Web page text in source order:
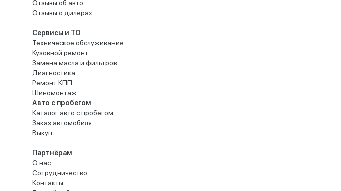
Отзывы об авто
Отзывы о дилерах
Сервисы и ТО
Техническое обслуживание
Кузовной ремонт
Замена масла и фильтров
Диагностика
Ремонт КПП
Шиномонтаж
Авто с пробегом
Каталог авто с пробегом
Заказ автомобиля
Выкуп
Партнёрам
О нас
Сотрудничество
Контакты